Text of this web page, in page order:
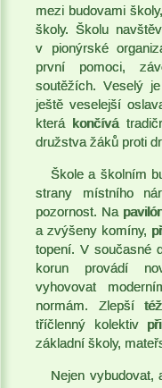
mezi budovami
školy. Školu
v pionýrské
první pomoci,
soutěžích. Veselý
ještě veselejší
která končívá
družstva žáků proti
Škole a školním
strany místního
pozornost. Na
a zvýšeny komíny,
topení. V současné
korun provádí
vyhovovat
normám. Zlepší
tříčlenný kolektiv
základní školy,
Nejen vybudovat,